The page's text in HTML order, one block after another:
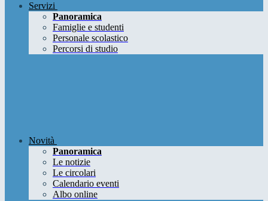
Servizi
Panoramica
Famiglie e studenti
Personale scolastico
Percorsi di studio
Novità
Panoramica
Le notizie
Le circolari
Calendario eventi
Albo online